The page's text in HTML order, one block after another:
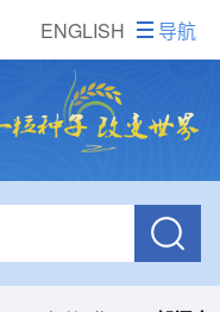
ENGLISH 导航